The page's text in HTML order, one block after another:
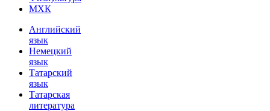
МХК
Английский
язык
Немецкий
язык
Татарский
язык
Татарская
литература